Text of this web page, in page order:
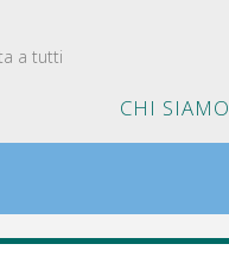
a tutti
CHI SIAMO